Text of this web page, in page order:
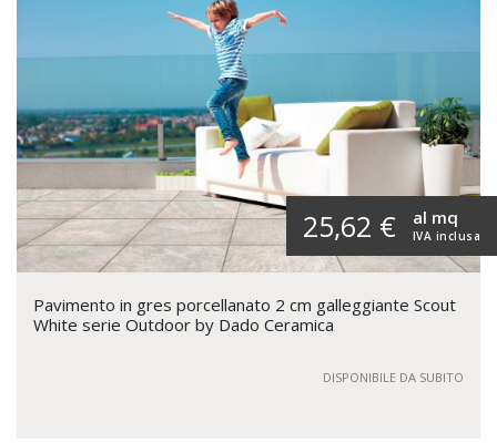
25,62 € IVA inclusa
al mq
Pavimento in gres porcellanato 2 cm galleggiante Scout
White serie Outdoor by Dado Ceramica
DISPONIBILE DA SUBITO